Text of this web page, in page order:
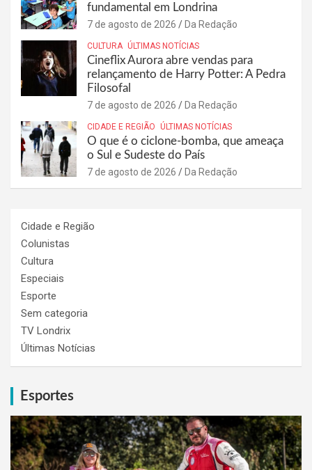
fundamental em Londrina
7 de agosto de 2026 Da Redação
CULTURA ÚLTIMAS NOTÍCIAS
Cineflix Aurora abre vendas para
relançamento de Harry Potter: A Pedra
Filosofal
7 de agosto de 2026 Da Redação
CIDADE E REGIÃO ÚLTIMAS NOTÍCIAS
O que é o ciclone-bomba, que ameaça
o Sul e Sudeste do País
7 de agosto de 2026 Da Redação
Cidade e Região
Colunistas
Cultura
Especiais
Esporte
Sem categoria
TV Londrix
Últimas Notícias
Esportes